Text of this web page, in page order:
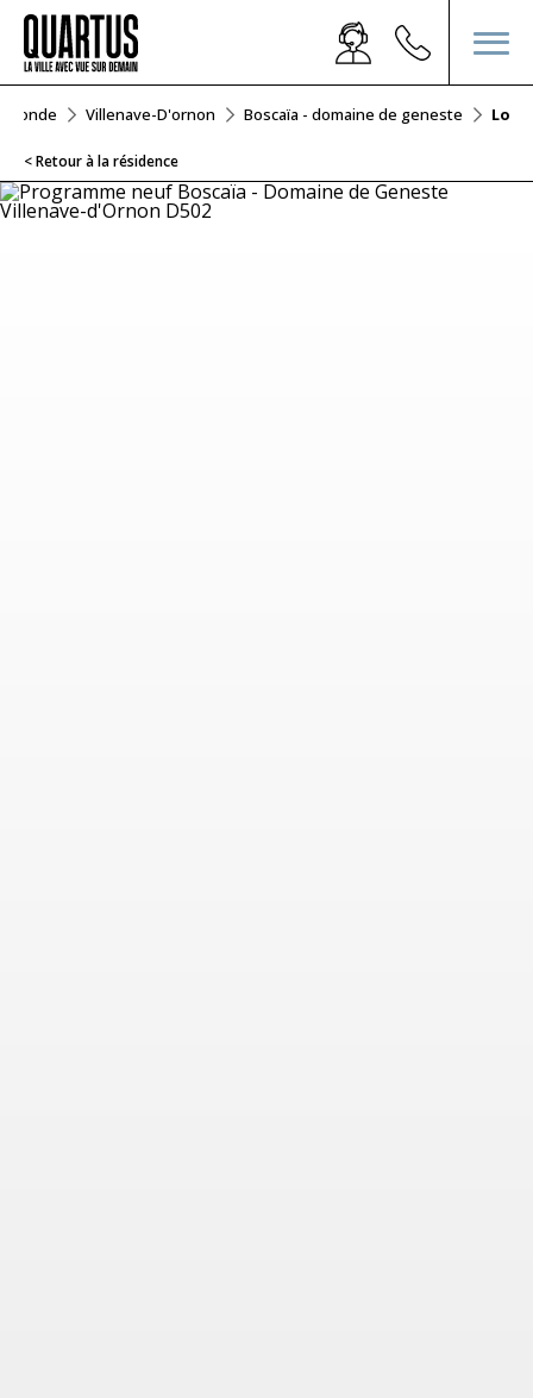
Gironde Villenave-D'ornon Boscaïa - domaine de geneste Lot
< Retour à la résidence